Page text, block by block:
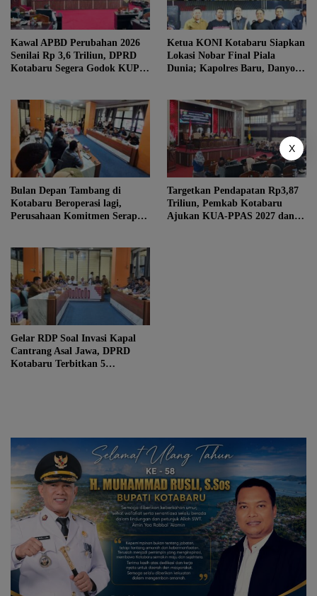
Kawal APBD Perubahan 2026
Senilai Rp 3,6 Triliun, DPRD
Kotabaru Segera Godok KUPA-
Ketua KONI Kotabaru Siapkan
Lokasi Nobar Final Piala
Dunia; Kapolres Baru, Danyon
Bulan Depan Tambang di
Kotabaru Beroperasi lagi,
Perusahaan Komitmen Serap
Targetkan Pendapatan Rp3,87
Triliun, Pemkab Kotabaru
Ajukan KUA-PPAS 2027 dan 3
Gelar RDP Soal Invasi Kapal
Cantrang Asal Jawa, DPRD
Kotabaru Terbitkan 5
X